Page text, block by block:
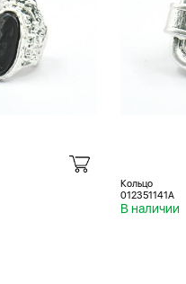
Кольцо
012351141A
В наличии